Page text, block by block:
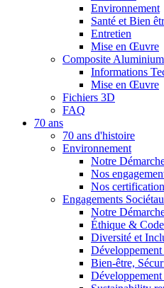
Environnement
Santé et Bien
Entretien
Mise en Œuvre
Composite Aluminium
Informations
Mise en Œuvre
Fichiers 3D
FAQ
70 ans
70 ans d'histoire
Environnement
Notre
Nos
Nos
Engagements
Notre
Éthique &
Diversité et
Développement
Bien-être,